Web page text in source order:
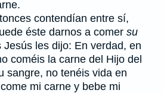
contendían entre sí,
éste darnos a comer su
Jesús les dijo: En verdad, en
coméis la carne del Hijo del
sangre, no tenéis vida en
mi carne y bebe mi